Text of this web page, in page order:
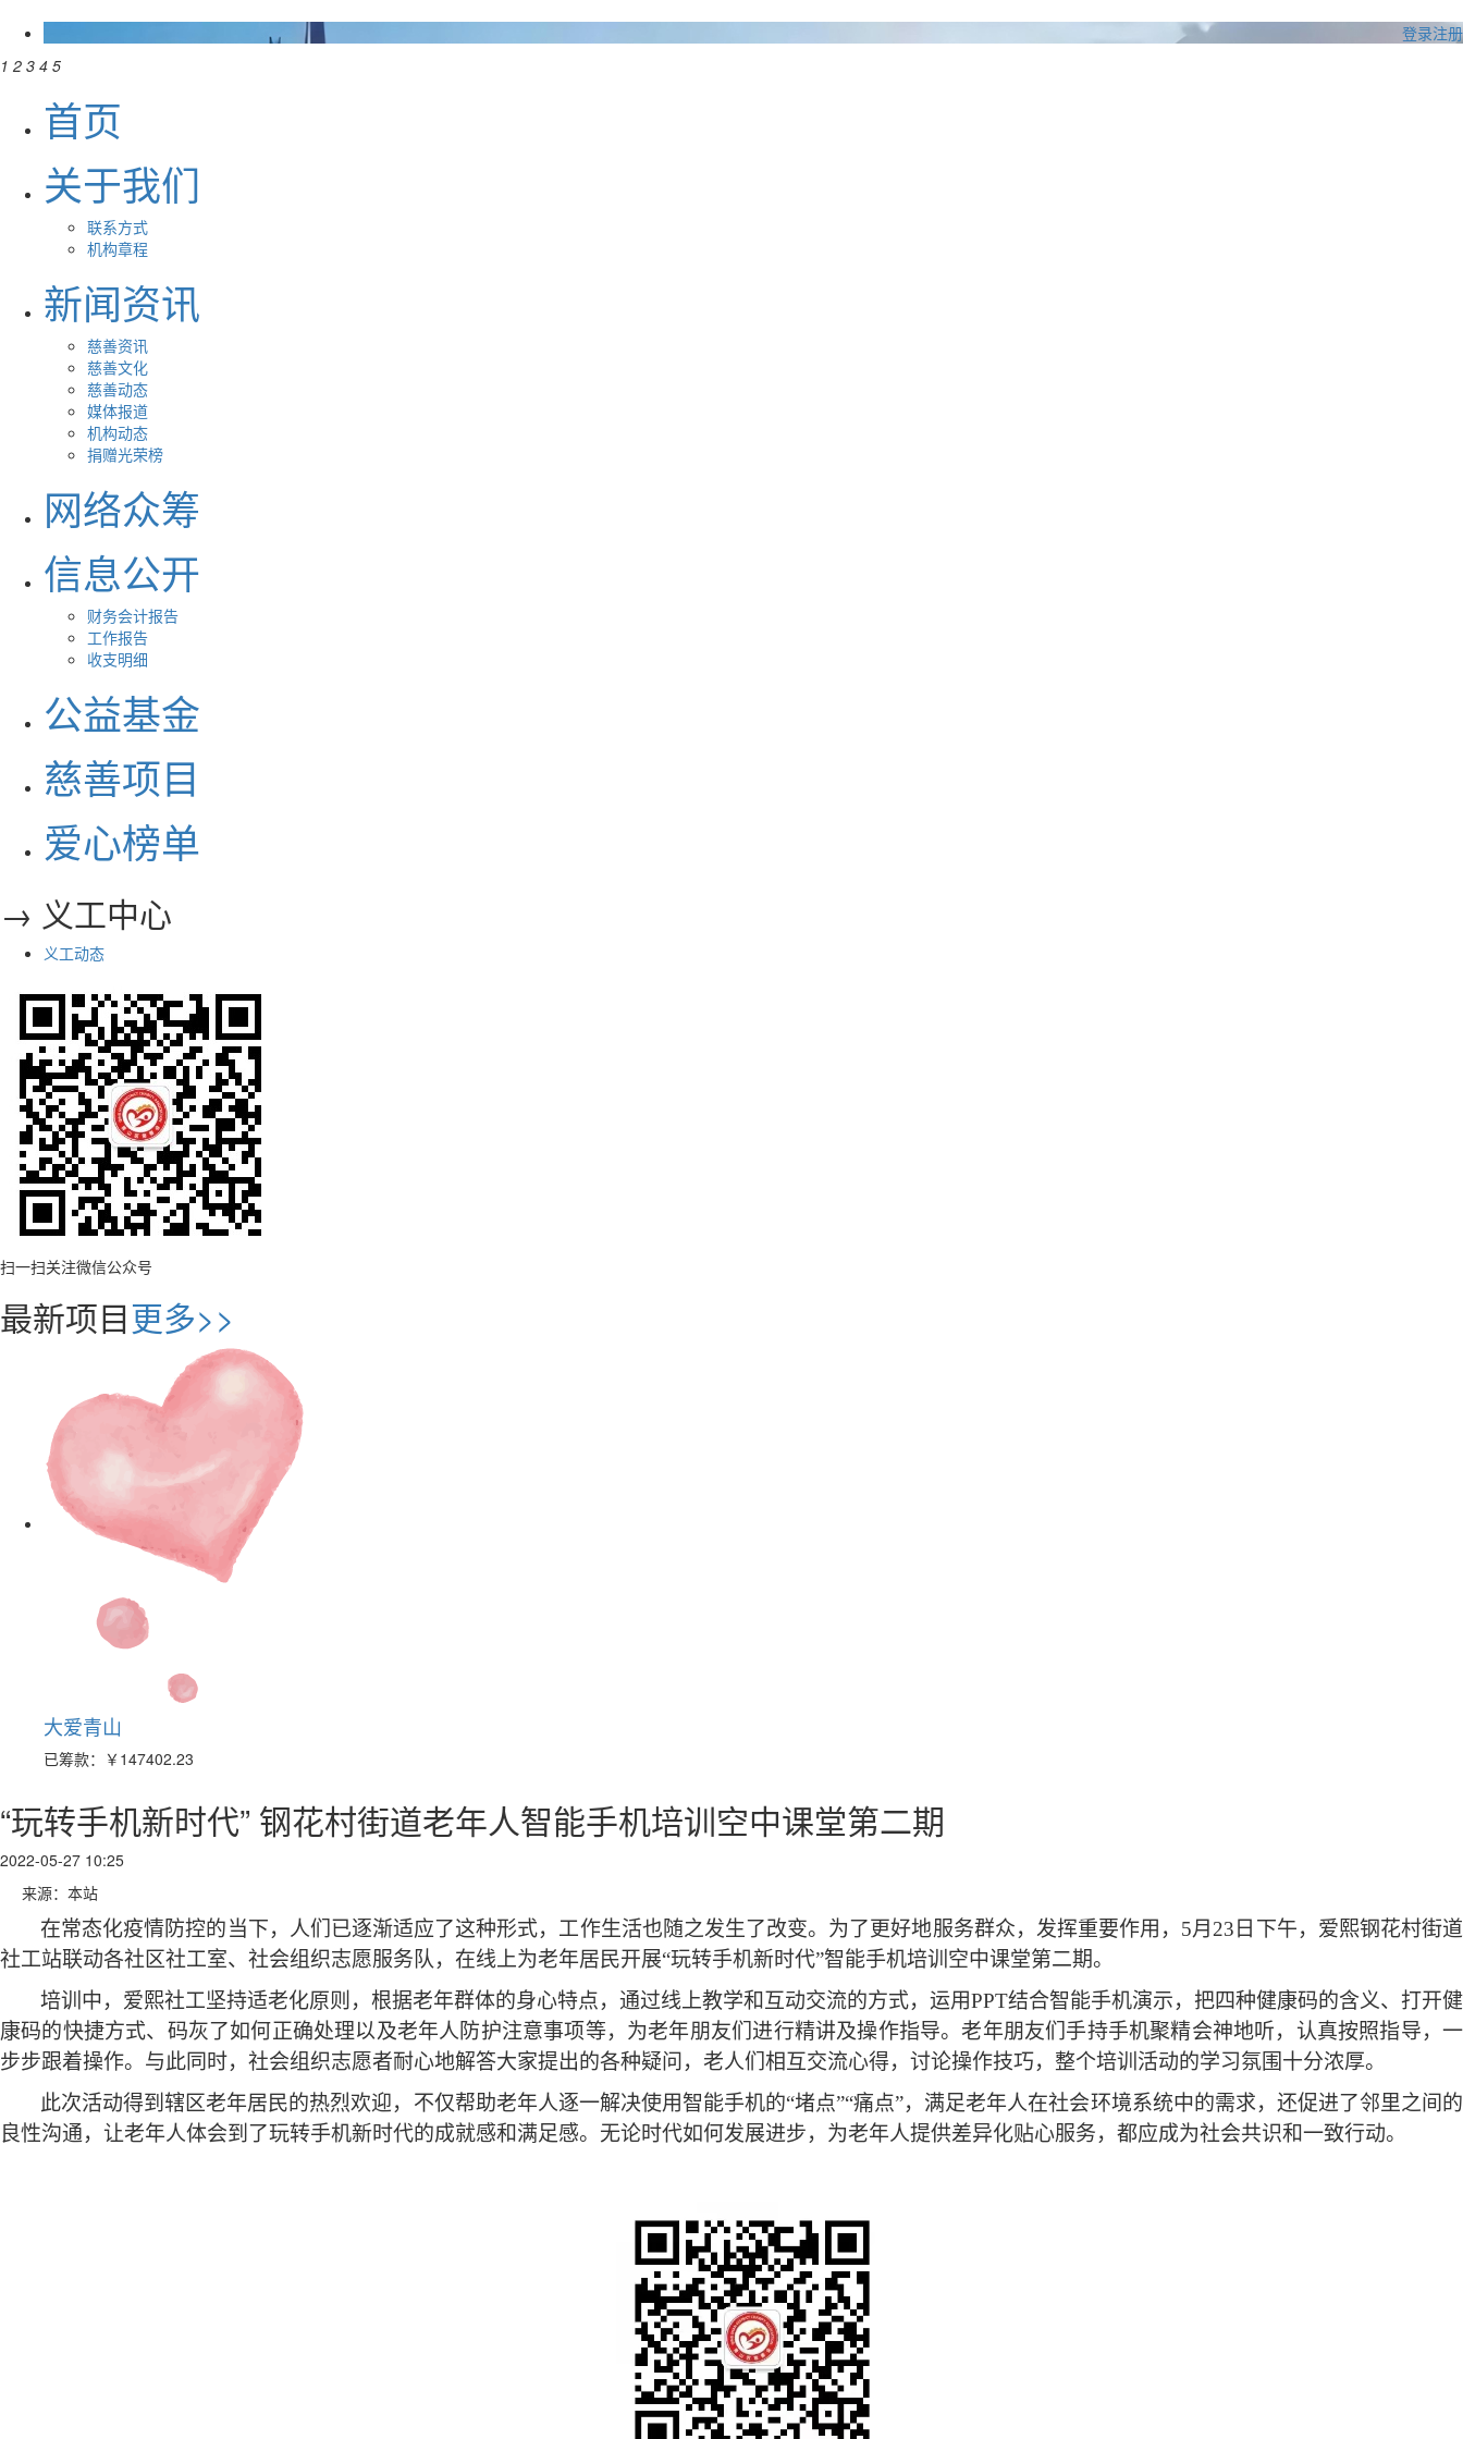
登录注册
1 2 3 4 5
首页
关于我们
联系方式
机构章程
新闻资讯
慈善资讯
慈善文化
慈善动态
媒体报道
机构动态
捐赠光荣榜
网络众筹
信息公开
财务会计报告
工作报告
收支明细
公益基金
慈善项目
爱心榜单
→ 义工中心
义工动态
扫一扫关注微信公众号
最新项目更多>>
大爱青山
已筹款： ￥147402.23
“玩转手机新时代” 钢花村街道老年人智能手机培训空中课堂第二期
2022-05-27 10:25
来源：本站
在常态化疫情防控的当下，人们已逐渐适应了这种形式，工作生活也随之发生了改变。 为了更好地服务群众， 发挥重要作用， 5月23日下午，爱熙钢花村街道
社工站联动各社区社工室、社会组织志愿服务队，在线上为老年居民开展“玩转手机新时代”智能手机培训空中课堂第二期。
培训中，爱熙社工坚持适老化原则，根据老年群体的身心特点， 通过线上教学和互动交流的方式，运用PPT结合智能手机演示，把四种健康码的含义、打开健
康码的快捷方式、码灰了如何正确处理以及老年人防护注意事项等，为老年朋友们进行精讲及操作指导。老年朋友们手持手机聚精会神地听，认真按照指导，一
步步跟着操作。与此同时，社会组织志愿者耐心地解答大家提出的各种疑问，老人们相互交流心得，讨论操作技巧，整个培训活动的学习氛围十分浓厚。
此次活动得到辖区老年居民的热烈欢迎，不仅帮助老年人逐一解决使用智能手机的“堵点”“痛点”，满足老年人在社会环境系统中的需求，还促进了邻里之间的
良性沟通，让老年人体会到了玩转手机新时代的成就感和满足感。 无论时代如何发展进步，为老年人提供差异化贴心服务，都应成为社会共识和一致行动。